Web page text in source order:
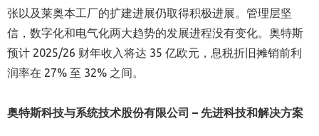
张以及莱奥本工厂的扩建进展仍取得积极进展。管理层坚
信，数字化和电气化两大趋势的发展进程没有变化。奥特斯
预计 2025/26 财年收入将达 35 亿欧元，息税折旧摊销前利
润率在 27% 至 32% 之间。
奥特斯科技与系统技术股份有限公司 – 先进科技和解决方案